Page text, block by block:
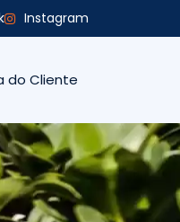
Instagram
do Cliente